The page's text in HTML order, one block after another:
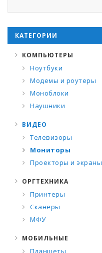
КАТЕГОРИИ
КОМПЬЮТЕРЫ
Ноутбуки
Модемы и роутеры
Моноблоки
Наушники
ВИДЕО
Телевизоры
Мониторы
Проекторы и экраны
ОРГТЕХНИКА
Принтеры
Сканеры
МФУ
МОБИЛЬНЫЕ
Планшеты